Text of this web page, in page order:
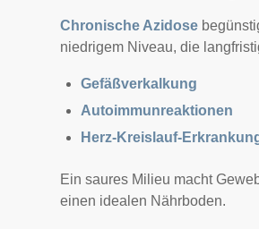
Chronische Azidose
niedrigem Niveau, die
Gefäßverkalkung
Autoimmunreaktionen
Herz-Kreislauf-
Ein saures Milieu macht
einen idealen Nährboden.